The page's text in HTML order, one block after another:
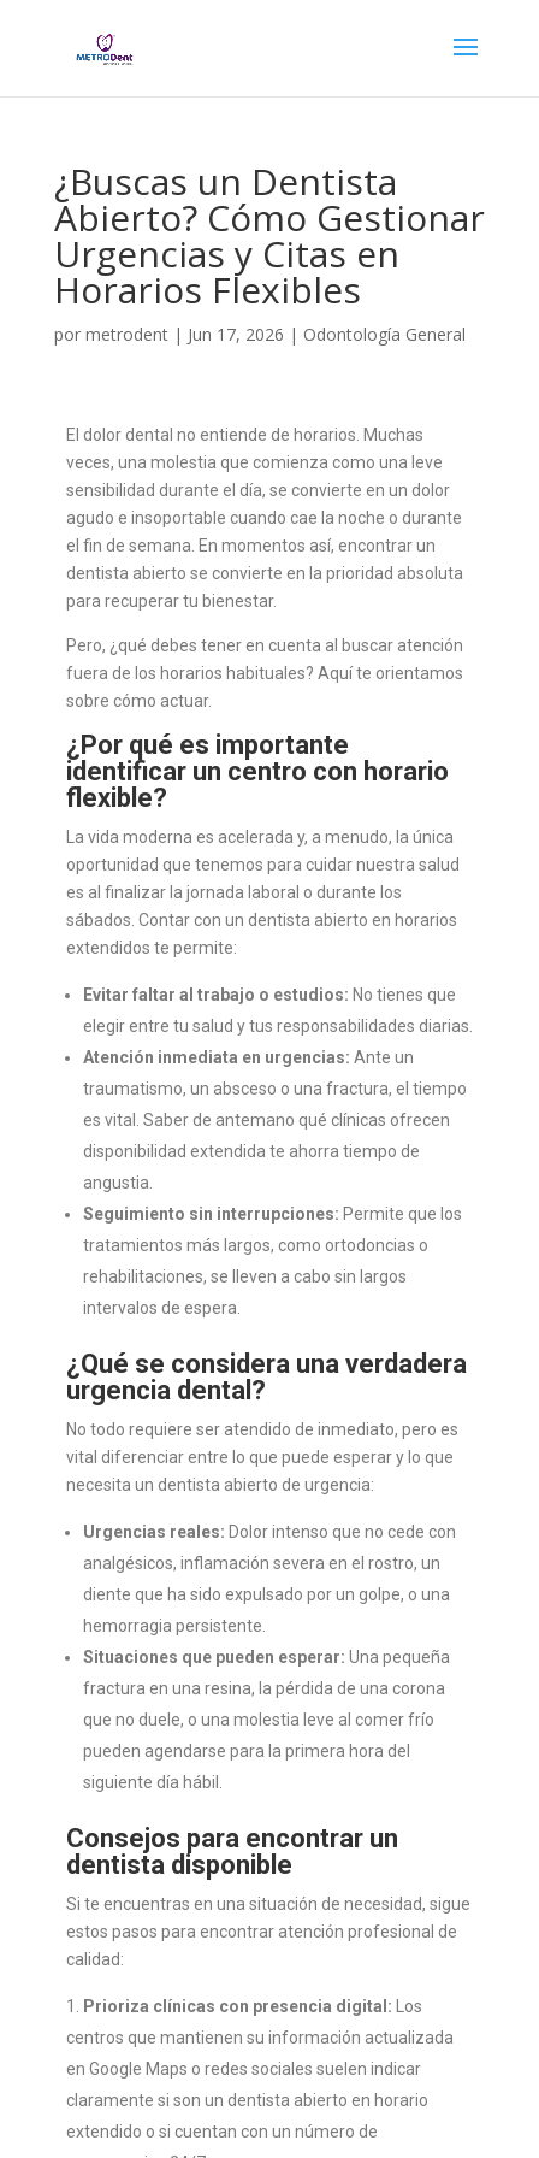
¿Buscas un Dentista
Abierto? Cómo Gestionar
Urgencias y Citas en
Horarios Flexibles
por metrodent| Jun 17, 2026 | Odontología General
El dolor dental no entiende de horarios. Muchas
veces, una molestia que comienza como una leve
sensibilidad durante el día, se convierte en un dolor
agudo e insoportable cuando cae la noche o durante
el fin de semana. En momentos así, encontrar un
dentista abierto se convierte en la prioridad absoluta
para recuperar tu bienestar.
Pero, ¿qué debes tener en cuenta al buscar atención
fuera de los horarios habituales? Aquí te orientamos
sobre cómo actuar.
¿Por qué es importante
identificar un centro con horario
flexible?
La vida moderna es acelerada y, a menudo, la única
oportunidad que tenemos para cuidar nuestra salud
es al finalizar la jornada laboral o durante los
sábados. Contar con un dentista abierto en horarios
extendidos te permite:
Evitar faltar al trabajo o estudios: No tienes que
elegir entre tu salud y tus responsabilidades diarias.
Atención inmediata en urgencias: Ante un
traumatismo, un absceso o una fractura, el tiempo
es vital. Saber de antemano qué clínicas ofrecen
disponibilidad extendida te ahorra tiempo de
angustia.
Seguimiento sin interrupciones: Permite que los
tratamientos más largos, como ortodoncias o
rehabilitaciones, se lleven a cabo sin largos
intervalos de espera.
¿Qué se considera una verdadera
urgencia dental?
No todo requiere ser atendido de inmediato, pero es
vital diferenciar entre lo que puede esperar y lo que
necesita un dentista abierto de urgencia:
Urgencias reales: Dolor intenso que no cede con
analgésicos, inflamación severa en el rostro, un
diente que ha sido expulsado por un golpe, o una
hemorragia persistente.
Situaciones que pueden esperar: Una pequeña
fractura en una resina, la pérdida de una corona
que no duele, o una molestia leve al comer frío
pueden agendarse para la primera hora del
siguiente día hábil.
Consejos para encontrar un
dentista disponible
Si te encuentras en una situación de necesidad, sigue
estos pasos para encontrar atención profesional de
calidad:
Prioriza clínicas con presencia digital: Los
centros que mantienen su información actualizada
en Google Maps o redes sociales suelen indicar
claramente si son un dentista abierto en horario
extendido o si cuentan con un número de